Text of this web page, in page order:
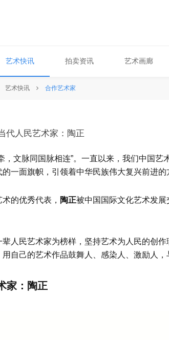
艺术快讯 拍卖资讯 艺术画廊
艺术快讯 合作艺术家
代人民艺术家：陶正
，文脉同国脉相连”。一直以来，我们中国
一面旗帜，引领着中华民族伟大复兴前进的
的优秀代表， 陶正被中国国际文化艺术发
辈人民艺术家为榜样，坚持艺术为人民的创
自己的艺术作品鼓舞人、感染人、激励人，
家：陶正